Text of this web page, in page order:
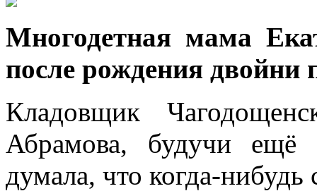
Многодетная мама
после рождения двойни
Кладовщик
Абрамова, будучи ещё
думала, что когда-нибудь